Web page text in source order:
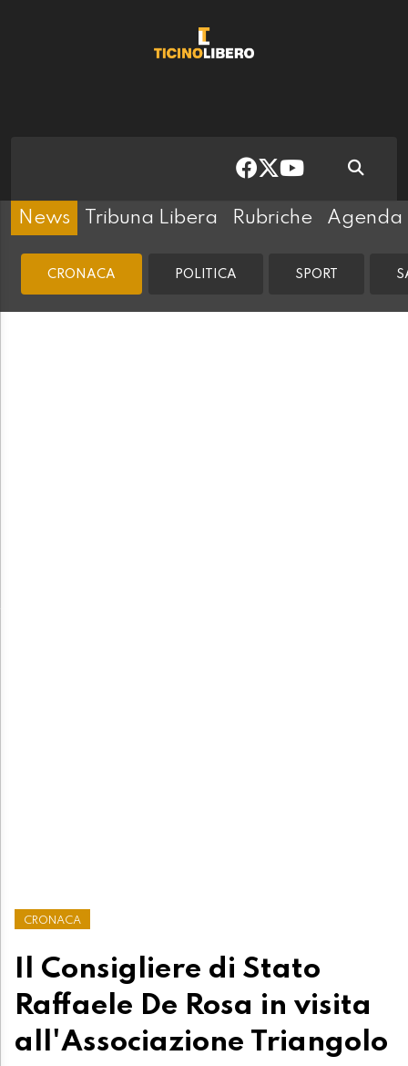
News Tribuna Libera Rubriche Agenda
CRONACA POLITICA SPORT
CRONACA
Il Consigliere di Stato
Raffaele De Rosa in visita
all'Associazione Triangolo